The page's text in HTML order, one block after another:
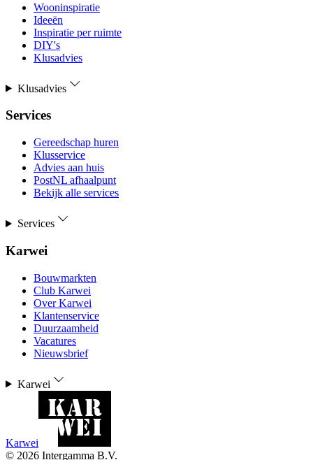
Wooninspiratie
Ideeën
Inspiratie per ruimte
DIY's
Klusadvies
Klusadvies
Services
Gereedschap huren
Klusservice
Advies aan huis
PostNL afhaalpunt
Bekijk alle services
Services
Karwei
Bouwmarkten
Club Karwei
Over Karwei
Klantenservice
Duurzaamheid
Vacatures
Nieuwsbrief
Karwei
Karwei
© 2026 Intergamma B.V.